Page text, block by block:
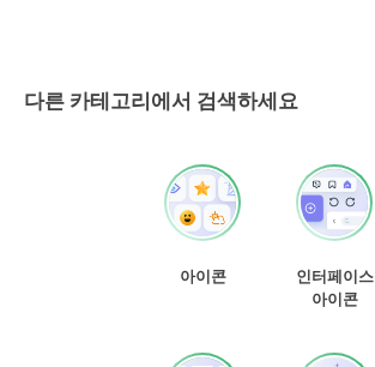
다른 카테고리에서 검색하세요
아이콘
인터페이스
아이콘